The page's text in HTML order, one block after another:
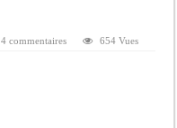
4 commentaires 654 Vues